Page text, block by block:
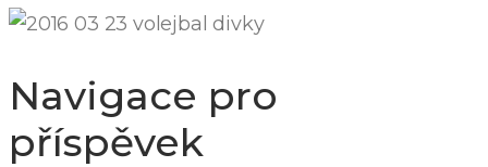
Navigace pro
příspěvek